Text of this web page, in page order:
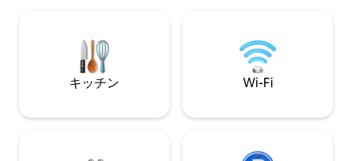
です。 インスタ @buenavistacasaquinta
キッチン Wi-Fi